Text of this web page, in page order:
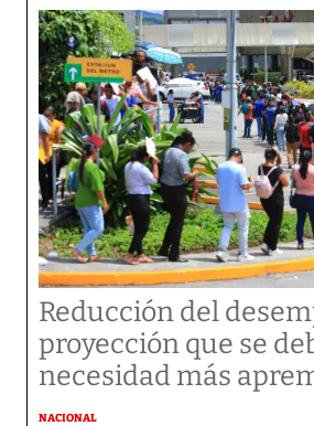
Reducción del
proyección que se
necesidad más
NACIONAL